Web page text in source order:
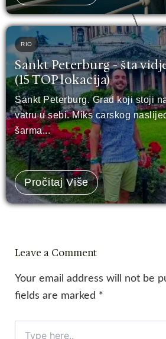
RIO
Sankt Peterburg - šta
(15 TOP lokacija)
Sankt Peterburg. Grad koji stoji
vatru u sebi. Miks carskog
šarma...
Pročitaj Više
Leave a Comment
Your email address will not be
fields are marked *